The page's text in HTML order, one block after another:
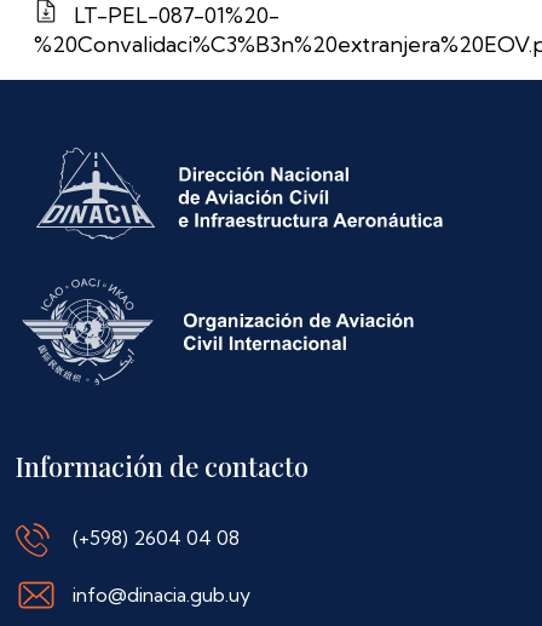
LT-PEL-087-01%20-
Información de contacto
(+598) 2604 04 08
info@dinacia.gub.uy